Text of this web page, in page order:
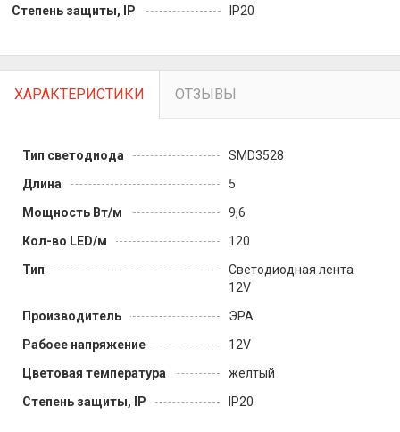
Степень защиты, IP
IP20
ХАРАКТЕРИСТИКИ ОТЗЫВЫ
Тип светодиода
SMD3528
Длина
5
Мощность Вт/м
9,6
Кол-во LED/м
120
Тип
Светодиодная лента
12V
Производитель
ЭРА
Рабоее напряжение
12V
Цветовая температура
желтый
Степень защиты, IP
IP20